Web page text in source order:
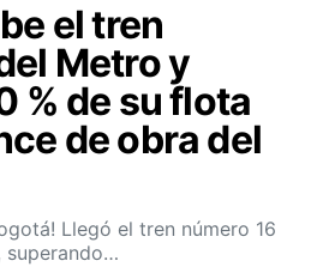
el tren
Metro y
% de su flota
de obra del
Llegó el tren número 16
superando…